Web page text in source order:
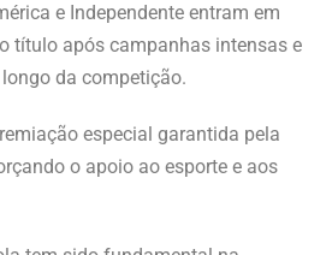
e Independente entram em
título após campanhas intensas e
da competição.
especial garantida pela
o apoio ao esporte e aos